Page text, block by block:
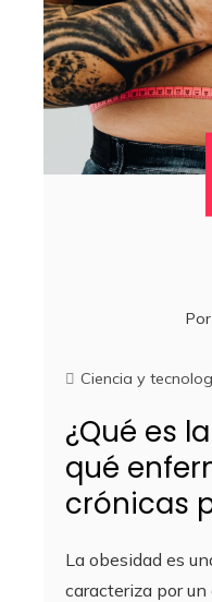
Por
Ciencia y
¿Qué es
qué
crónicas
La obesidad es
caracteriza por un